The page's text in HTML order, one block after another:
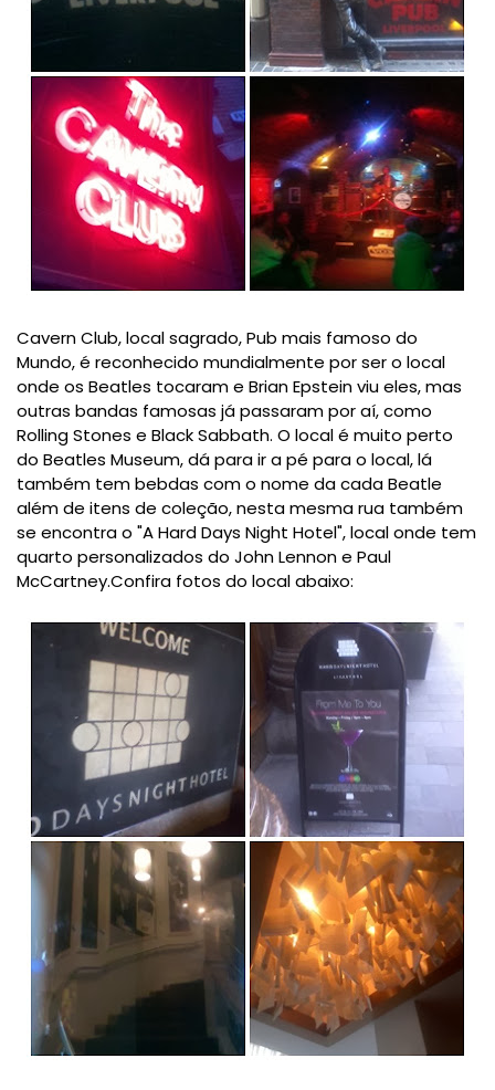
Cavern Club, local sagrado, Pub mais famoso do
Mundo, é reconhecido mundialmente por ser o local
onde os Beatles tocaram e Brian Epstein viu eles, mas
outras bandas famosas já passaram por aí, como
Rolling Stones e Black Sabbath. O local é muito perto
do Beatles Museum, dá para ir a pé para o local, lá
também tem bebdas com o nome da cada Beatle
além de itens de coleção, nesta mesma rua também
se encontra o "A Hard Days Night Hotel", local onde tem
quarto personalizados do John Lennon e Paul
McCartney.Confira fotos do local abaixo: